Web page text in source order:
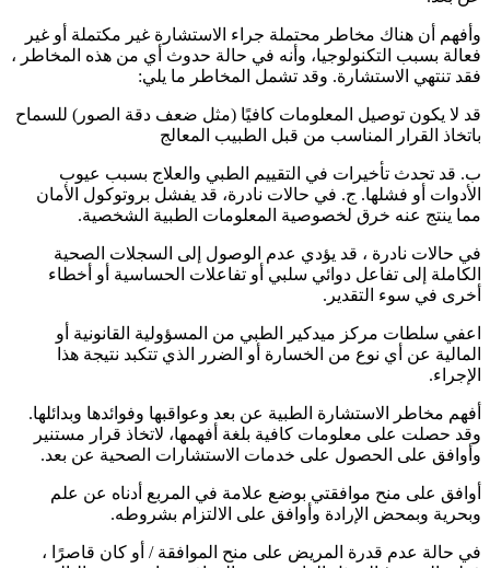
وأفهم أن هناك مخاطر محتملة جراء الاستشارة غير مكتملة أو غير
فعالة بسبب التكنولوجيا، وأنه في حالة حدوث أي من هذه المخاطر ،
فقد تنتهي الاستشارة. وقد تشمل المخاطر ما يلي:
قد لا يكون توصيل المعلومات كافيًا (مثل ضعف دقة الصور) للسماح
باتخاذ القرار المناسب من قبل الطبيب المعالج
ب. قد تحدث تأخيرات في التقييم الطبي والعلاج بسبب عيوب
الأدوات أو فشلها. ج. في حالات نادرة، قد يفشل بروتوكول الأمان
مما ينتج عنه خرق لخصوصية المعلومات الطبية الشخصية.
في حالات نادرة ، قد يؤدي عدم الوصول إلى السجلات الصحية
الكاملة إلى تفاعل دوائي سلبي أو تفاعلات الحساسية أو أخطاء
أخرى في سوء التقدير.
اعفي سلطات مركز ميدكير الطبي من المسؤولية القانونية أو
المالية عن أي نوع من الخسارة أو الضرر الذي تتكبد نتيجة هذا
الإجراء.
أفهم مخاطر الاستشارة الطبية عن بعد وعواقبها وفوائدها وبدائلها.
وقد حصلت على معلومات كافية بلغة أفهمها، لاتخاذ قرار مستنير
وأوافق على الحصول على خدمات الاستشارات الصحية عن بعد.
أوافق على منح موافقتي بوضع علامة في المربع أدناه عن علم
وبحرية وبمحض الإرادة وأوافق على الالتزام بشروطه.
في حالة عدم قدرة المريض على منح الموافقة / أو كان قاصرًا ،